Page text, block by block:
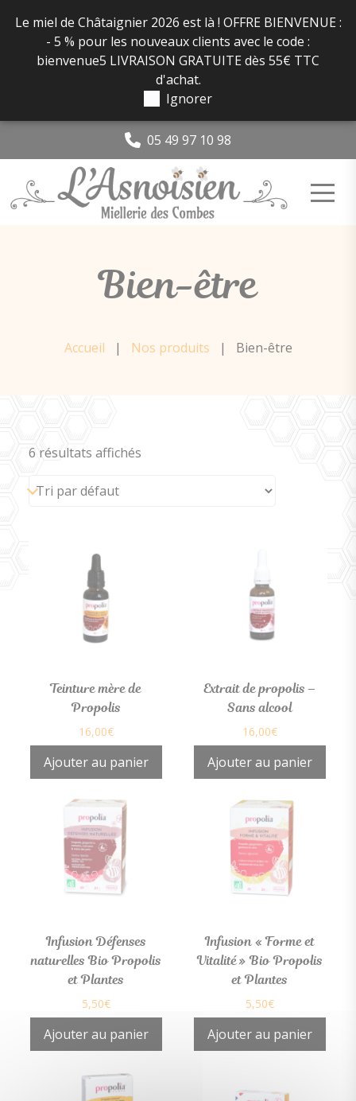
Le miel de Châtaignier 2026 est là ! OFFRE BIENVENUE :
- 5 % pour les nouveaux clients avec le code :
bienvenue5 LIVRAISON GRATUITE dès 55€ TTC
d'achat.
Ignorer
05 49 97 10 98
Bien-être
Accueil | Nos produits | Bien-être
6 résultats affichés
Teinture mère de
Propolis
16,00€
Ajouter au panier
Extrait de propolis –
Sans alcool
16,00€
Ajouter au panier
Infusion Défenses
naturelles Bio Propolis
et Plantes
5,50€
Ajouter au panier
Infusion « Forme et
Vitalité » Bio Propolis
et Plantes
5,50€
Ajouter au panier